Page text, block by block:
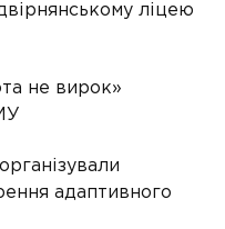
ліцею
не вирок»
адаптивного